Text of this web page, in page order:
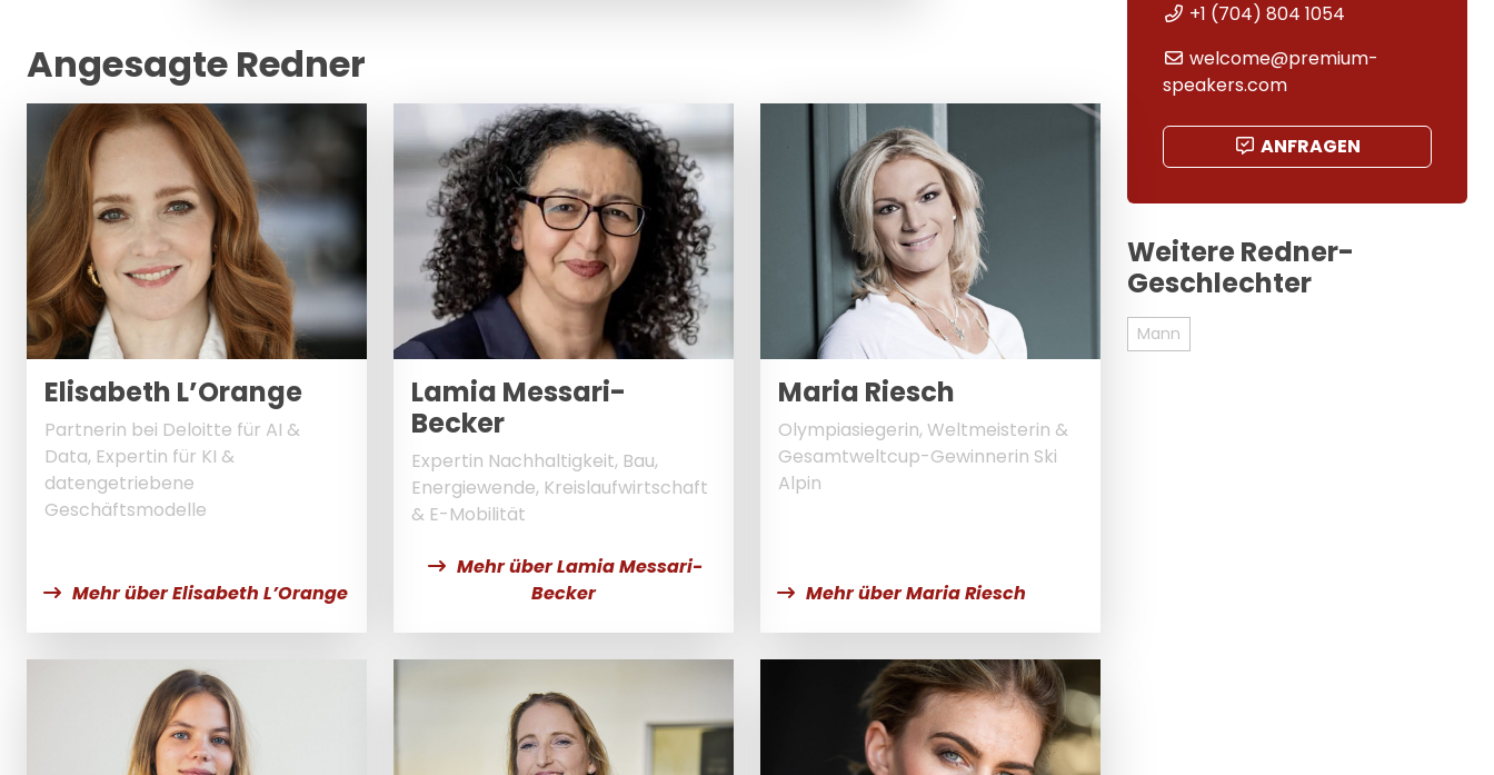
Angesagte Redner
Elisabeth L’Orange
Partnerin bei Deloitte für AI &
Data, Expertin für KI &
datengetriebene
Geschäftsmodelle
Mehr über Elisabeth L’Orange
Lamia Messari-
Becker
Expertin Nachhaltigkeit, Bau,
Energiewende, Kreislaufwirtschaft
& E-Mobilität
Mehr über Lamia Messari-
Becker
Maria Riesch
Olympiasiegerin, Weltmeisterin &
Gesamtweltcup-Gewinnerin Ski
Alpin
Mehr über Maria Riesch
+1 (704) 804 1054
welcome@premium-
speakers.com
ANFRAGEN
Weitere Redner-
Geschlechter
Mann